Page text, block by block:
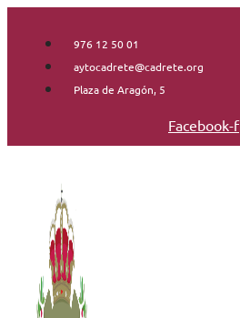
contenido
976 12 50 01
aytocadrete@cadrete.org
Plaza de Aragón, 5
Facebook-f